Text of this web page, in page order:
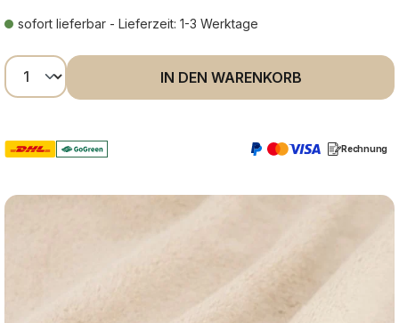
sofort lieferbar - Lieferzeit: 1-3 Werktage
Produkt Anzahl: Gib den gewünschten
IN DEN WARENKORB
Rechnung